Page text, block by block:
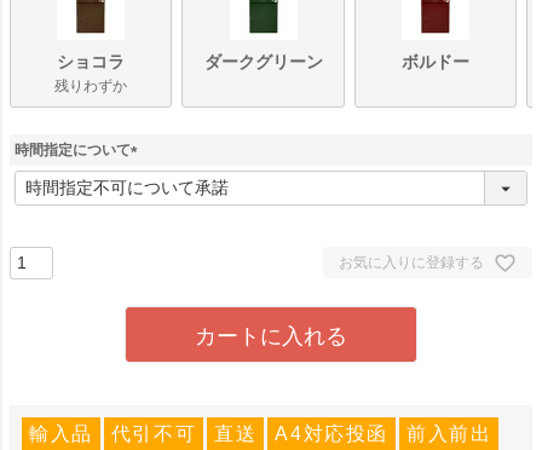
ショコラ
残りわずか
ダークグリーン ボルドー
時間指定について
(
必
お気に入りに登録する
カートに入れる
輸入品 代引不可 直送 A4対応投函 前入前出